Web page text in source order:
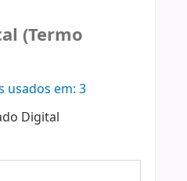
(Termo
usados ​​em: 3
Digital